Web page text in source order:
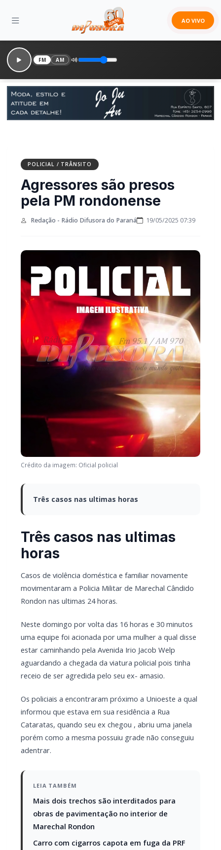
AO VIVO
FM AM
POLICIAL / TRÂNSITO
Agressores são presos
pela PM rondonense
Redação - Rádio Difusora do Paraná 19/05/2025 07:39
Crédito da imagem: Oficial policial
Três casos nas ultimas horas
Três casos nas ultimas
horas
Casos de violência doméstica e familiar novamente
movimentaram a Policia Militar de Marechal Cândido
Rondon nas ultimas 24 horas.
Neste domingo por volta das 16 horas e 30 minutos
uma equipe foi acionada por uma mulher a qual disse
estar caminhando pela Avenida Irio Jacob Welp
aguardando a chegada da viatura policial pois tinha
receio de ser agredida pelo seu ex- amasio.
Os policiais a encontraram próximo a Unioeste a qual
informou que estava em sua residência a Rua
Cataratas, quando seu ex chegou , abriu uma janela
porém como a mesma possuiu grade não conseguiu
adentrar.
LEIA TAMBÉM
Mais dois trechos são interditados para
obras de pavimentação no interior de
Marechal Rondon
Carro com cigarros capota em fuga da PRF